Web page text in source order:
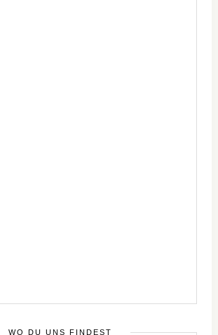
WO DU UNS FINDEST